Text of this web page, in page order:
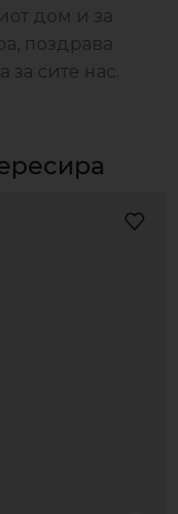
дом и за
поздравa
за сите нас.